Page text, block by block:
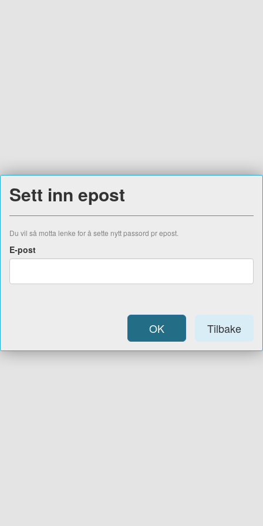
Sett inn epost
Du vil så motta lenke for å sette nytt passord pr epost.
E-post
OK Tilbake